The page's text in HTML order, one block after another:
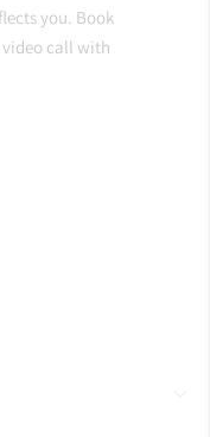
you. Book
video call with